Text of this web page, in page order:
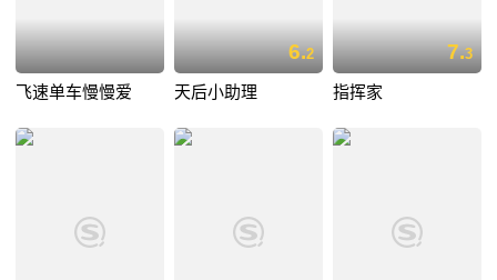
飞速单车慢慢爱
6.2
天后小助理
7.3
指挥家